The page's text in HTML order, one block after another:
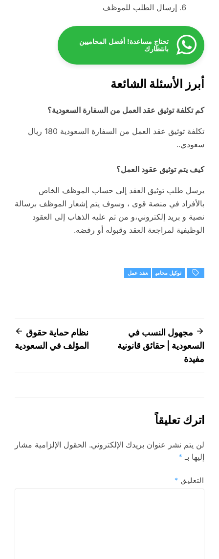
إرسال الطلب للموظف
تحتاج مساعدة! أفضل المحاميين
بانتظارك
أبرز الأسئلة الشائعة
كم تكلفة توثيق عقد العمل من السفارة السعودية؟
تكلفة توثيق عقد العمل من السفارة السعودية 180 ريال
سعودي..
كيف يتم توثيق عقود العمل؟
يرسل طلب توثيق العقد إلى حساب الموظف الخاص
بالأفراد في منصة قوى ، وسوف يتم إشعار الموظف برسالة
نصية و بريد إلكتروني،و من ثم عليه الذهاب إلى العقود
الوظيفية لمراجعة العقد وقبوله أو رفضه.
توكيل محامي عقد عمل
تصفّح
المقالات
مجهول النسب في
السعودية | حقائق قانونية
مفيدة
نظام حماية حقوق
المؤلف في السعودية
اترك تعليقاً
لن يتم نشر عنوان بريدك الإلكتروني. الحقول الإلزامية مشار
إليها بـ *
التعليق *